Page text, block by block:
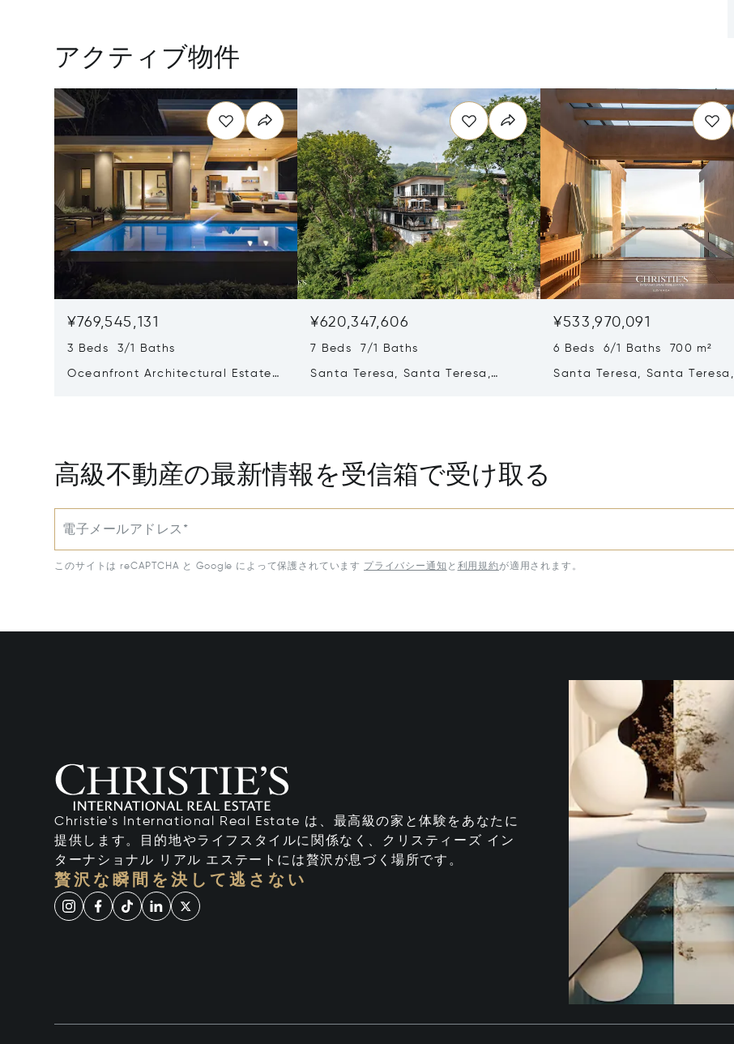
アクティブ物件
¥769,545,131
3 Beds 3/1 Baths
Oceanfront Architectural Estate |
¥620,347,606
7 Beds 7/1 Baths
Santa Teresa, Santa Teresa,
¥533,970,091
6 Beds 6/1 Baths 700 m²
Santa Teresa, Santa Teresa,
高級不動産の最新情報を受信箱で受け取る
電子メールアドレス*
このサイトは reCAPTCHA と Google によって保護されています プライバシー通知 と 利用規約が適用されます。
Christie's International Real Estate は、最高級の家と体験をあなたに
提供します。目的地やライフスタイルに関係なく、クリスティーズ イン
ターナショナル リアル エステートには贅沢が息づく場所です。
贅沢な瞬間を決して逃さない